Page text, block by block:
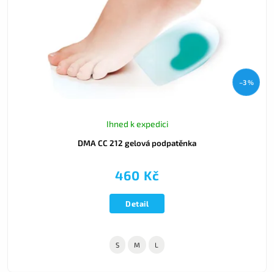
–3 %
DMA CC 212 gelová podpatěnka
Ihned k expedici
460 Kč
Detail
S M L